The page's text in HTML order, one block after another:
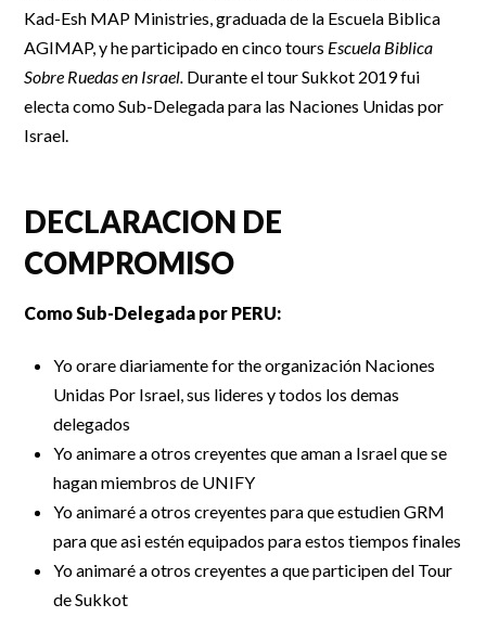
Kad-Esh MAP Ministries, graduada de la Escuela Biblica
AGIMAP, y he participado en cinco tours Escuela Biblica
Sobre Ruedas en Israel. Durante el tour Sukkot 2019 fui
electa como Sub-Delegada para las Naciones Unidas por
Israel.
DECLARACION DE
COMPROMISO
Como Sub-Delegada por PERU:
Yo orare diariamente for the organización Naciones
Unidas Por Israel, sus lideres y todos los demas
delegados
Yo animare a otros creyentes que aman a Israel que se
hagan miembros de UNIFY
Yo animaré a otros creyentes para que estudien GRM
para que asi estén equipados para estos tiempos finales
Yo animaré a otros creyentes a que participen del Tour
de Sukkot